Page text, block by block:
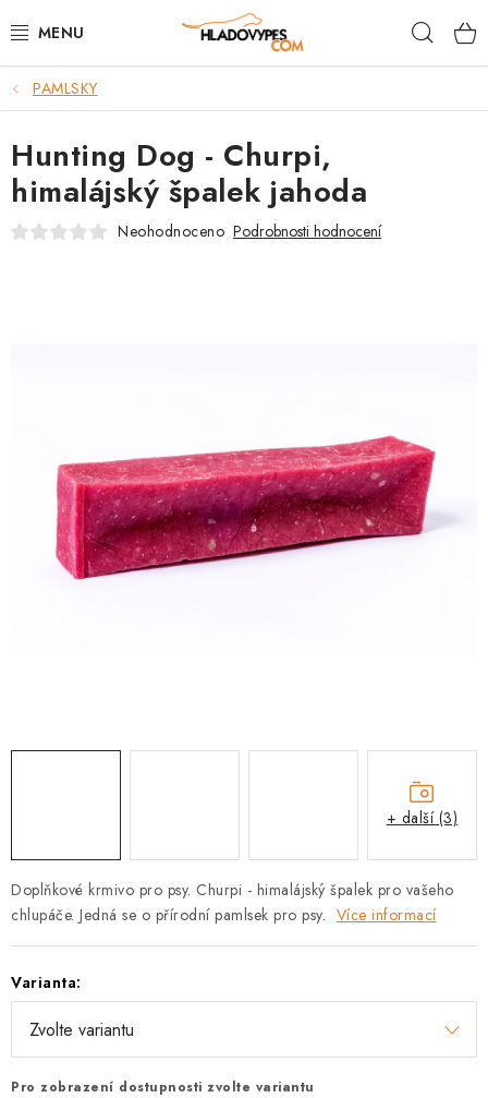
na
POTŘEBY PRO PSY
TAMI PŘEPRAVNÍ BOXY
SPORT SE PSEM
PRODEJNA
BLOG
Výměna, vrácení a reklamace
Obchodní podmínky
Hodnocení obchodu
FAQ
PAMLSKY
Doplňkové krmivo pro psy. Churpi - himalájský špalek pro vašeho
chlupáče. Jedná se o přírodní pamlsek pro psy. Více informací
Varianta:
Pro zobrazení dostupnosti zvolte variantu
Hunting Dog - Churpi,
himalájský špalek jahoda
Neohodnoceno Podrobnosti hodnocení
+ další (3)